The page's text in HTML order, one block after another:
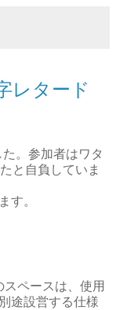
レタード
。参加者はワタ
と自負していま
す。
スペースは、使用
途設営する仕様